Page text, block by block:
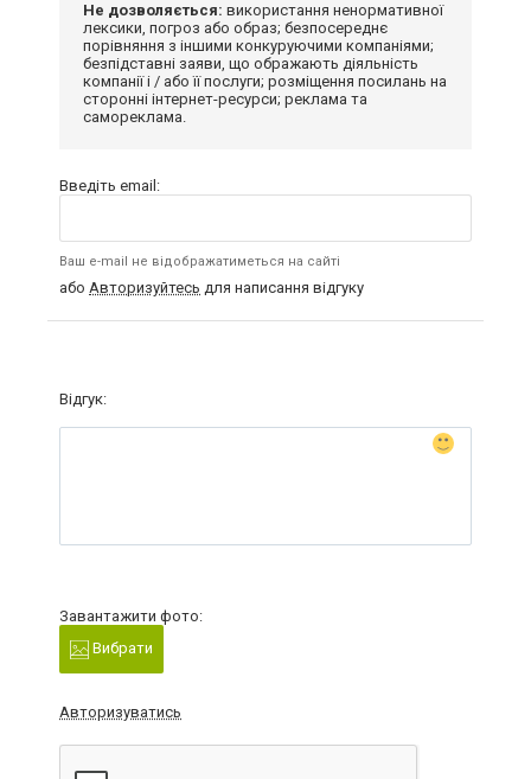
Не дозволяється: використання ненормативної
лексики, погроз або образ; безпосереднє
порівняння з іншими конкуруючими компаніями;
безпідставні заяви, що ображають діяльність
компанії і / або її послуги; розміщення посилань на
сторонні інтернет-ресурси; реклама та
самореклама.
Введіть email:
Ваш e-mail не відображатиметься на сайті
або Авторизуйтесь для написання відгуку
Відгук:
Завантажити фото:
Вибрати
Авторизуватись